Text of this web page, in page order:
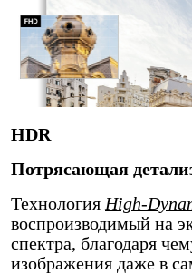
HDR
Потрясающая
Технология High-
воспроизводимый на
спектра, благодаря
изображения даже в